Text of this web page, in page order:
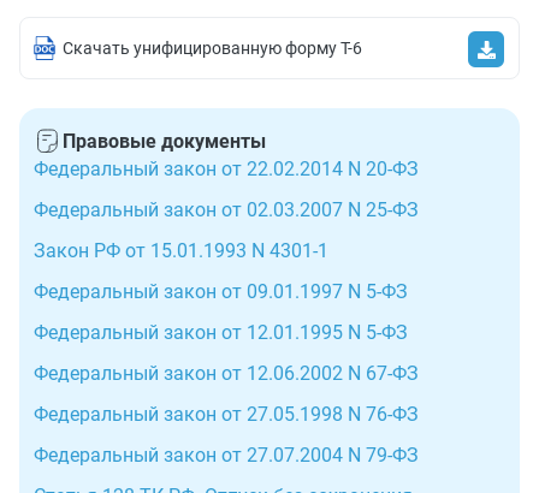
Скачать унифицированную форму Т-6
Правовые документы
Федеральный закон от 22.02.2014 N 20-ФЗ
Федеральный закон от 02.03.2007 N 25-ФЗ
Закон РФ от 15.01.1993 N 4301-1
Федеральный закон от 09.01.1997 N 5-ФЗ
Федеральный закон от 12.01.1995 N 5-ФЗ
Федеральный закон от 12.06.2002 N 67-ФЗ
Федеральный закон от 27.05.1998 N 76-ФЗ
Федеральный закон от 27.07.2004 N 79-ФЗ